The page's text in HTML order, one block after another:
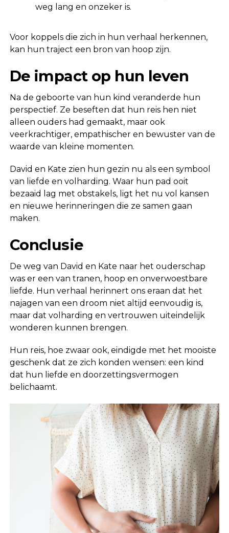
weg lang en onzeker is.
Voor koppels die zich in hun verhaal herkennen,
kan hun traject een bron van hoop zijn.
De impact op hun leven
Na de geboorte van hun kind veranderde hun
perspectief. Ze beseften dat hun reis hen niet
alleen ouders had gemaakt, maar ook
veerkrachtiger, empathischer en bewuster van de
waarde van kleine momenten.
David en Kate zien hun gezin nu als een symbool
van liefde en volharding. Waar hun pad ooit
bezaaid lag met obstakels, ligt het nu vol kansen
en nieuwe herinneringen die ze samen gaan
maken.
Conclusie
De weg van David en Kate naar het ouderschap
was er een van tranen, hoop en onverwoestbare
liefde. Hun verhaal herinnert ons eraan dat het
najagen van een droom niet altijd eenvoudig is,
maar dat volharding en vertrouwen uiteindelijk
wonderen kunnen brengen.
Hun reis, hoe zwaar ook, eindigde met het mooiste
geschenk dat ze zich konden wensen: een kind
dat hun liefde en doorzettingsvermogen
belichaamt.